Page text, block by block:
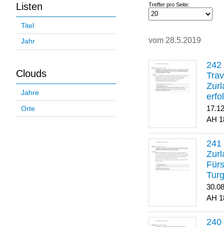
Listen
Titel
Jahr
Clouds
Jahre
Orte
Treffer pro Seite:
vom 28.5.2019